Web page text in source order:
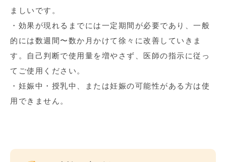
ましいです。
・効果が現れるまでには一定期間が必要であり、一般
的には数週間〜数か月かけて徐々に改善していきま
す。自己判断で使用量を増やさず、医師の指示に従っ
てご使用ください。
・妊娠中・授乳中、または妊娠の可能性がある方は使
用できません。